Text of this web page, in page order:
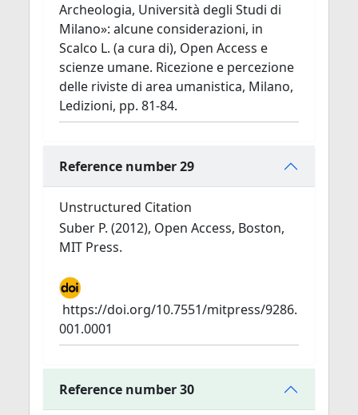
Archeologia, Università degli Studi di
Milano»: alcune considerazioni, in
Scalco L. (a cura di), Open Access e
scienze umane. Ricezione e percezione
delle riviste di area umanistica, Milano,
Ledizioni, pp. 81-84.
Reference number 29
Unstructured Citation
Suber P. (2012), Open Access, Boston,
MIT Press.
https://doi.org/10.7551/mitpress/9286.
001.0001
Reference number 30